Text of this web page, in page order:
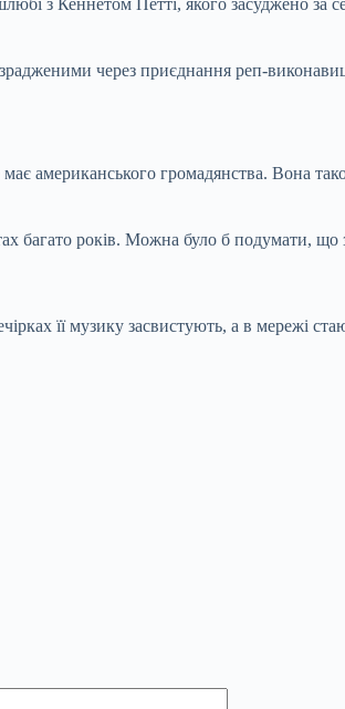
з Кеннетом Петті, якого засуджено
через приєднання реп-
громадянства. Вона
років. Можна було б подумати, що з
її музику засвистують, а в мережі